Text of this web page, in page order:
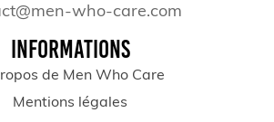
who-care.com
INFORMATIONS
de Men Who Care
Mentions légales